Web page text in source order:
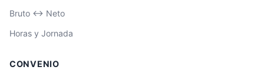
Bruto ↔ Neto
Horas y Jornada
CONVENIO